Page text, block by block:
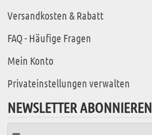
Versandkosten & Rabatt
FAQ - Häufige Fragen
Mein Konto
Privateinstellungen verwalten
NEWSLETTER ABONNIEREN